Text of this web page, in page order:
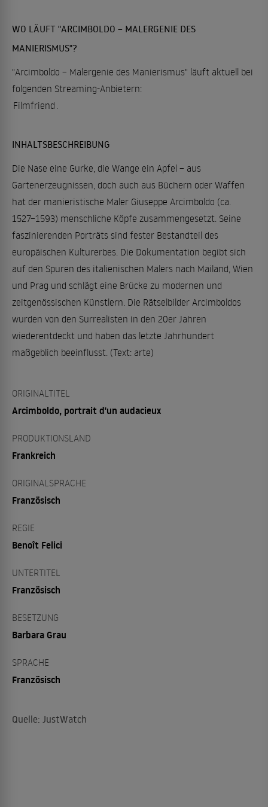
WO LÄUFT "ARCIMBOLDO – MALERGENIE DES
MANIERISMUS"?
"Arcimboldo – Malergenie des Manierismus" läuft aktuell bei
folgenden Streaming-Anbietern:
Filmfriend
INHALTSBESCHREIBUNG
Die Nase eine Gurke, die Wange ein Apfel – aus
Gartenerzeugnissen, doch auch aus Büchern oder Waffen
hat der manieristische Maler Giuseppe Arcimboldo (ca.
1527–1593) menschliche Köpfe zusammengesetzt. Seine
faszinierenden Porträts sind fester Bestandteil des
europäischen Kulturerbes. Die Dokumentation begibt sich
auf den Spuren des italienischen Malers nach Mailand, Wien
und Prag und schlägt eine Brücke zu modernen und
zeitgenössischen Künstlern. Die Rätselbilder Arcimboldos
wurden von den Surrealisten in den 20er Jahren
wiederentdeckt und haben das letzte Jahrhundert
maßgeblich beeinflusst. (Text: arte)
ORIGINALTITEL
Arcimboldo, portrait d'un audacieux
PRODUKTIONSLAND
Frankreich
ORIGINALSPRACHE
Französisch
REGIE
Benoît Felici
UNTERTITEL
Französisch
BESETZUNG
Barbara Grau
SPRACHE
Französisch
Quelle: JustWatch